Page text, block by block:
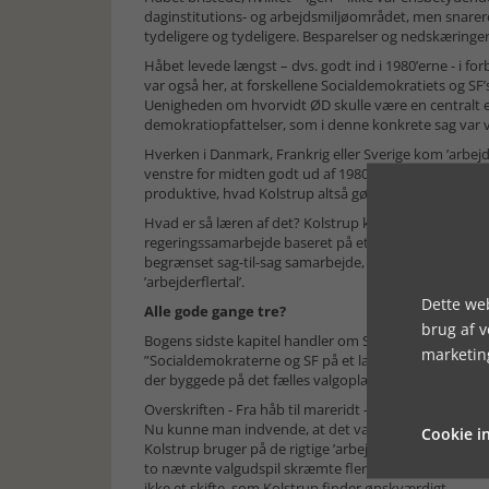
daginstitutions- og arbejdsmiljøområdet, men
tydeligere og tydeligere. Besparelser og
Håbet levede længst – dvs. godt ind i 1980’erne - i
var også her, at forskellene Socialdemokratiets og
Uenigheden om hvorvidt ØD skulle være en centralt
demokratiopfattelser, som i denne konkrete sag var
Hverken i Danmark, Frankrig eller Sverige kom
venstre for midten godt ud af 1980’erne, og det
produktive, hvad Kolstrup altså gør (s. 203).
Hvad er så læren af det? Kolstrup konkluderer, at
regeringssamarbejde baseret på et strategisk
begrænset sag-til-sag samarbejde, dvs. den franske
’arbejderflertal’.
Alle gode gange tre?
Bogens sidste kapitel handler om S-SF-R regeringen
”Socialdemokraterne og SF på et langt stræk
der byggede på det fælles valgoplæg Fair Forandring
Overskriften - Fra håb til mareridt – et essay om
Nu kunne man indvende, at det var en temmelig
Kolstrup bruger på de rigtige ’arbejderflertal’. Et af
to nævnte valgudspil skræmte flere vælgere væk end
Dette
brug af
Cookie